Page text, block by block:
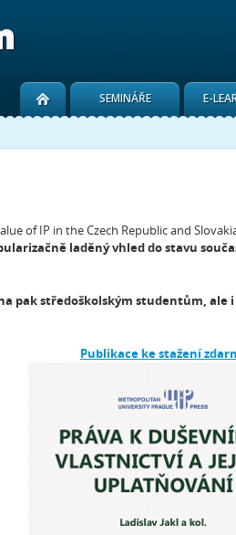
SEMINÁŘE E-
of IP in the Czech Republic and
laděný vhled do stavu
pak středoškolským studentům, ale
Publikace ke stažení